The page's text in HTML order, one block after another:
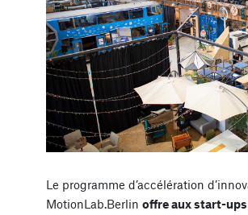
Le programme d’accélération
MotionLab.Berlin offre aux start-